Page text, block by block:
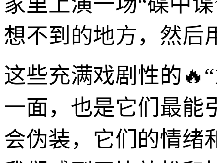
想不到的地方，然后
这些充满戏剧性的
一面，也是它们最能
会伪装，它们的情绪